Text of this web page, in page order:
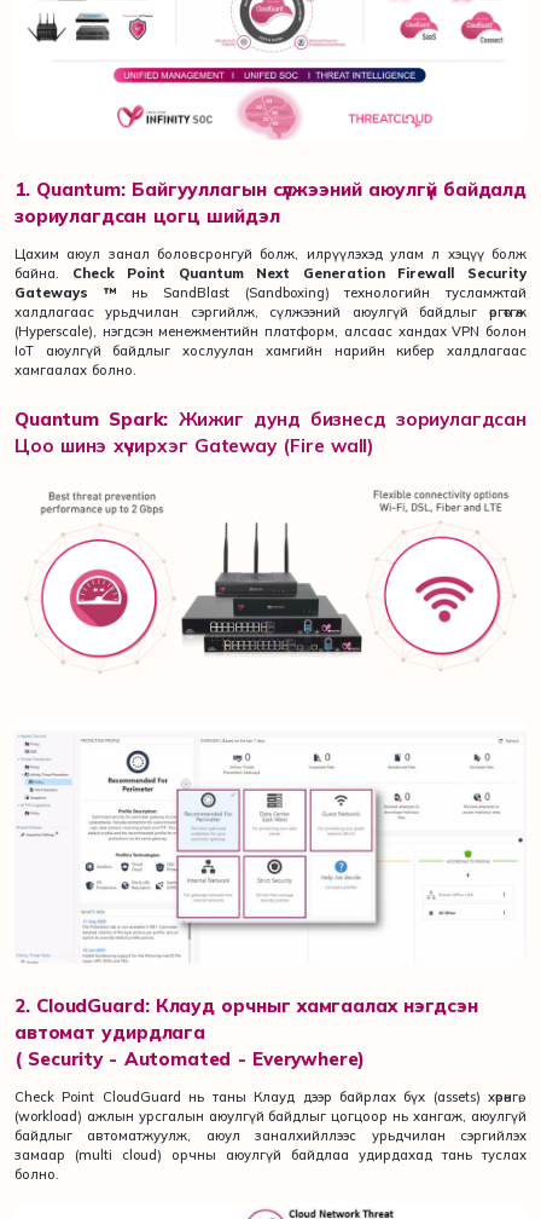
1. Quantum: Байгууллагын сүлжээний аюулгүй байдалд
зориулагдсан цогц шийдэл
Цахим аюул занал боловсронгуй болж, илрүүлэхэд улам л хэцүү болж
байна.
Check Point Quantum Next Generation Firewall Security
Gateways ™ нь SandBlast (Sandboxing) технологийн тусламжтай
халдлагаас урьдчилан сэргийлж, сүлжээний аюулгүй байдлыг өргөтгөж
(Hyperscale), нэгдсэн менежментийн платформ, алсаас хандах VPN болон
IoT аюулгүй байдлыг хослуулан хамгийн нарийн кибер халдлагаас
хамгаалах болно.
Quantum Spark: Жижиг дунд бизнесд зориулагдсан
Цоо шинэ хүчирхэг Gateway (Fire wall)
2. CloudGuard: Клауд орчныг хамгаалах нэгдсэн
автомат удирдлага
(Security - Automated - Everywhere)
Check Point CloudGuard нь таны Клауд дээр байрлах бүх (assets) хөрөнгө,
(workload) ажлын урсгалын аюулгүй байдлыг цогцоор нь хангаж, аюулгүй
байдлыг автоматжуулж, аюул заналхийллээс урьдчилан сэргийлэх
замаар (multi cloud) орчны аюулгүй байдлаа удирдахад тань туслах
болно.